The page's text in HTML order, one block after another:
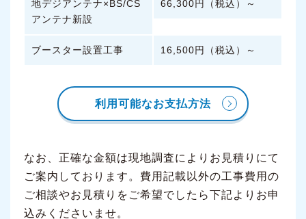
地デジアンテナ×BS/CS
アンテナ新設
66,300円（税込）～
ブースター設置工事 16,500円（税込）～
利用可能なお支払方法
なお、正確な金額は現地調査によりお見積りにて
ご案内しております。費用記載以外の工事費用の
ご相談やお見積りをご希望でしたら下記よりお申
込みくださいませ。